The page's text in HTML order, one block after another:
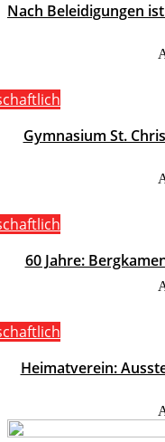
Nach Beleidigungen
Gymnasium St.
60 Jahre:
Heimatverein: